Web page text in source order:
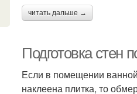
читать дальше →
Подготовка стен
Если в помещении
наклеена плитка, то